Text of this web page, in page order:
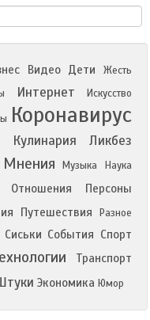
Видео Дети
Жесть
Интернет Искусство
Коронавирус
Кулинария Ликбез
Мнения Музыка Наука
Отношения Персоны
Путешествия
Разное
Сиськи События Спорт
Транспорт
Экономика Юмор